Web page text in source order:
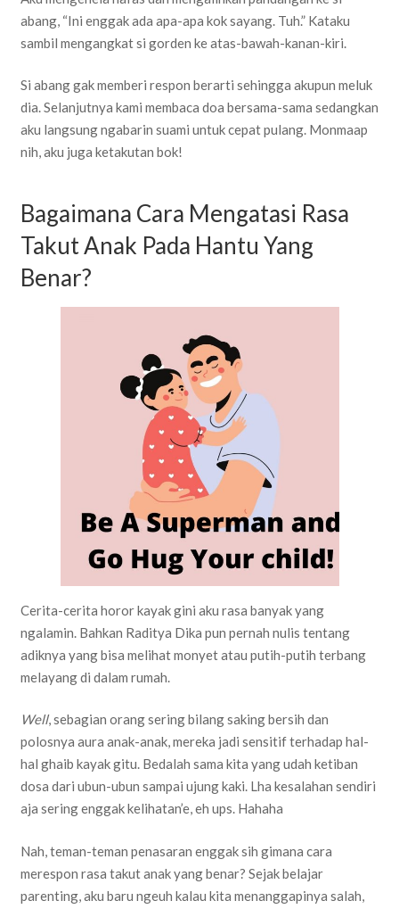
abang, “Ini enggak ada apa-apa kok sayang. Tuh.” Kataku
sambil mengangkat si gorden ke atas-bawah-kanan-kiri.
Si abang gak memberi respon berarti sehingga akupun meluk
dia. Selanjutnya kami membaca doa bersama-sama sedangkan
aku langsung ngabarin suami untuk cepat pulang. Monmaap
nih, aku juga ketakutan bok!
Bagaimana Cara Mengatasi Rasa
Takut Anak Pada Hantu Yang
Benar?
Cerita-cerita horor kayak gini aku rasa banyak yang
ngalamin. Bahkan Raditya Dika pun pernah nulis tentang
adiknya yang bisa melihat monyet atau putih-putih terbang
melayang di dalam rumah.
Well, sebagian orang sering bilang saking bersih dan
polosnya aura anak-anak, mereka jadi sensitif terhadap hal-
hal ghaib kayak gitu. Bedalah sama kita yang udah ketiban
dosa dari ubun-ubun sampai ujung kaki. Lha kesalahan sendiri
aja sering enggak kelihatan’e, eh ups. Hahaha
Nah, teman-teman penasaran enggak sih gimana cara
merespon rasa takut anak yang benar? Sejak belajar
parenting, aku baru ngeuh kalau kita menanggapinya salah,